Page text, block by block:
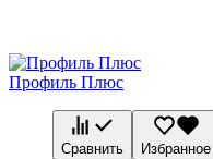
Профиль Плюс
Сравнить Избранное